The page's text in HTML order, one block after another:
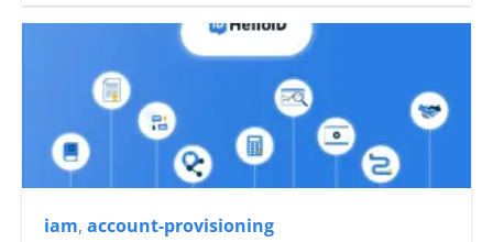
iam, account-provisioning